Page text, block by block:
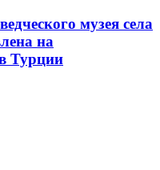
музея села
на
Турции